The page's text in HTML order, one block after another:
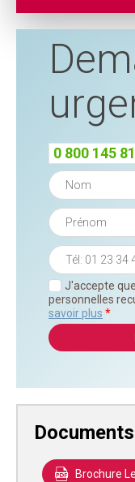
0 800 145
J'accepte
personnelles
savoir plus *
Documents
Brochure